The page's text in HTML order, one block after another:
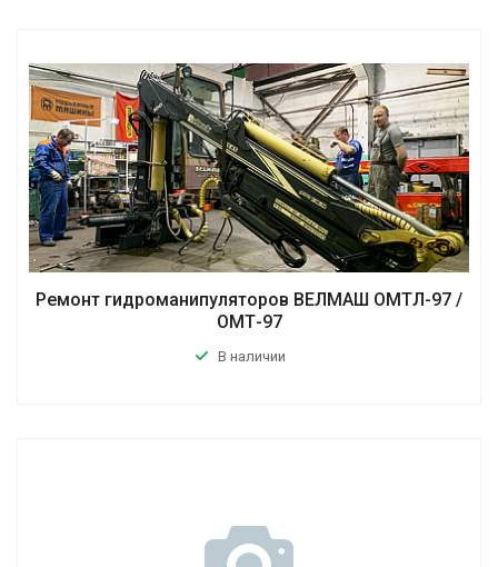
Ремонт гидроманипуляторов ВЕЛМАШ ОМТЛ-97 /
ОМТ-97
В наличии